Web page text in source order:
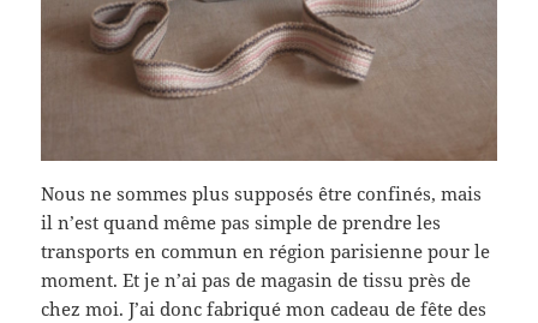
Nous ne sommes plus supposés être confinés, mais
il n’est quand même pas simple de prendre les
transports en commun en région parisienne pour le
moment. Et je n’ai pas de magasin de tissu près de
chez moi. J’ai donc fabriqué mon cadeau de fête des